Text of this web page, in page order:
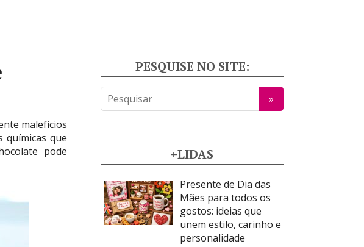
malefícios
químicas que
pode
PESQUISE NO SITE:
+LIDAS
Presente de Dia das
Mães para todos os
gostos: ideias que
unem estilo, carinho e
personalidade